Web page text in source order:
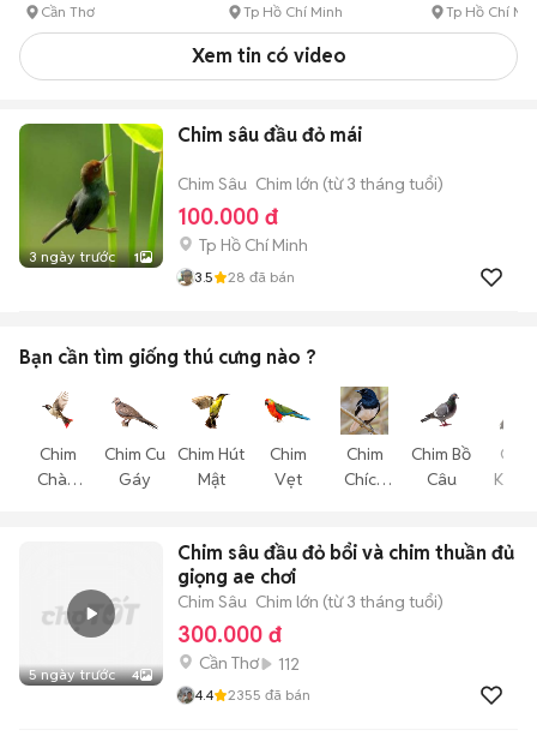
Cần Thơ Tp Hồ Chí Minh Tp Hồ Chí
Xem tin có video
3 ngày trước 1
Chim sâu đầu đỏ mái
Chim Sâu Chim lớn (từ 3 tháng tuổi)
100.000 đ
Tp Hồ Chí Minh
3.5 28 đã bán
Bạn cần tìm giống thú cưng nào ?
Chim
Chào
Chim Cu
Gáy
Chim Hút
Mật
Chim
Vẹt
Chim
Chích
Chim Bồ
Câu
Chim
5 ngày trước 4
Chim sâu đầu đỏ bổi và chim thuần đủ
giọng ae chơi
Chim Sâu Chim lớn (từ 3 tháng tuổi)
300.000 đ
Cần Thơ 112
4.4 2355 đã bán